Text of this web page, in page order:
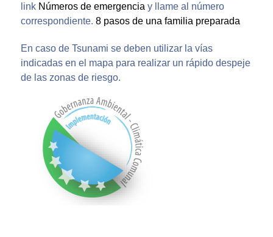
link Números de emergencia y llame al número
correspondiente. 8 pasos de una familia preparada
En caso de Tsunami se deben utilizar la vías
indicadas en el mapa para realizar un rápido despeje
de las zonas de riesgo.